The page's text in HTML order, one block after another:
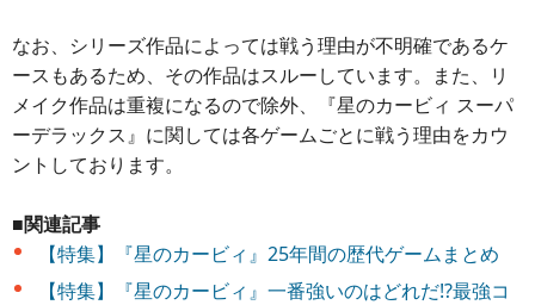
なお、シリーズ作品によっては戦う理由が不明確であるケ
ースもあるため、その作品はスルーしています。また、リ
メイク作品は重複になるので除外、『星のカービィ スーパ
ーデラックス』に関しては各ゲームごとに戦う理由をカウ
ントしております。
■関連記事
【特集】『星のカービィ』25年間の歴代ゲームまとめ
【特集】『星のカービィ』一番強いのはどれだ!?最強コ